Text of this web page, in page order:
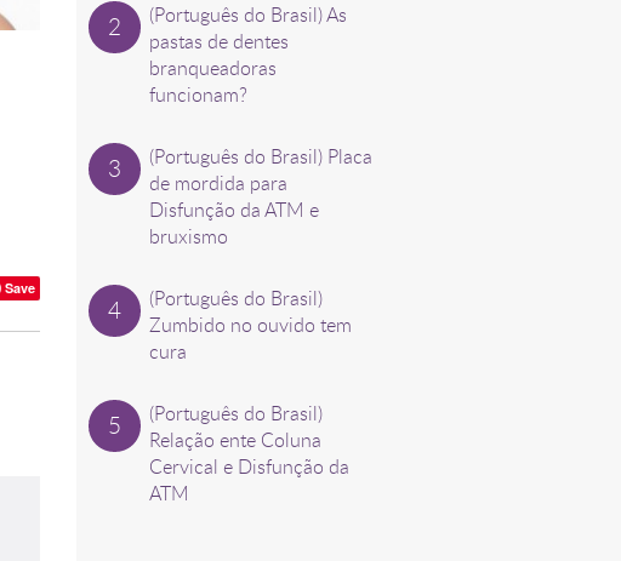
Save
(Português do Brasil) As
pastas de dentes
branqueadoras
funcionam?
(Português do Brasil) Placa
de mordida para
Disfunção da ATM e
bruxismo
(Português do Brasil)
Zumbido no ouvido tem
cura
(Português do Brasil)
Relação ente Coluna
Cervical e Disfunção da
ATM